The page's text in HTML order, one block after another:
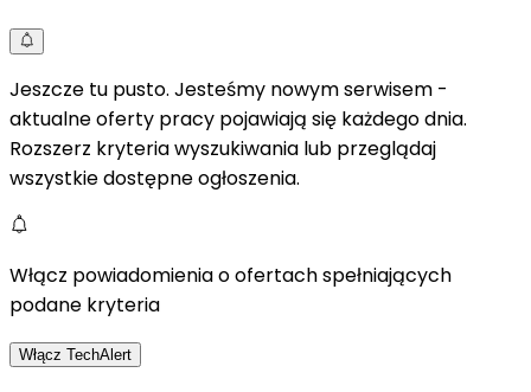
Jeszcze tu pusto. Jesteśmy nowym serwisem -
aktualne oferty pracy pojawiają się każdego dnia.
Rozszerz kryteria wyszukiwania lub przeglądaj
wszystkie dostępne ogłoszenia.
Włącz powiadomienia o ofertach spełniających
podane kryteria
Włącz TechAlert